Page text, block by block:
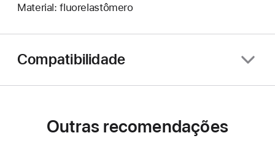
Material: fluorelastômero
Compatibilidade
Outras recomendações